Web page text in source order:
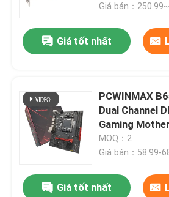
Giá bán：
Giá tốt nhất
PCWINMAX
Dual Channel
Gaming
R8 R9 Bộ xử lý
MOQ：2
Giá bán：58.99-
Giá tốt nhất